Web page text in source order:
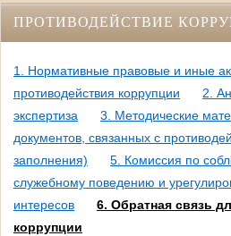
ПРОТИВОДЕЙСТВИЕ
1. Нормативные правовые и иные
противодействия коррупции
2.
экспертиза
3. Методические
документов, связанных с
заполнения)
5. Комиссия по
служебному поведению и
интересов
6. Обратная связь
коррупции